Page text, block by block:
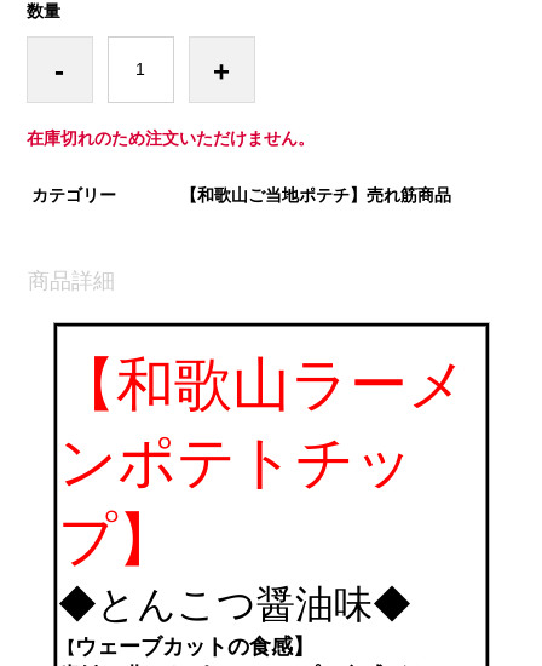
数量
- +
在庫切れのため注文いただけません。
カテゴリー 【和歌山ご当地ポテチ】売れ筋商品
商品詳細
【和歌山ラーメ
ンポテトチッ
プ】
◆とんこつ醤油味◆
【ウェーブカットの食感】